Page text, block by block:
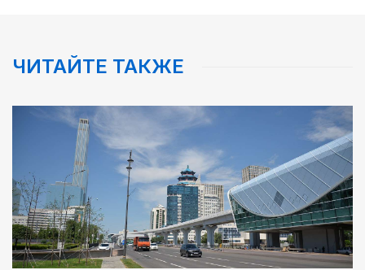
Каникулы в седле
Золото, рожденное трудом
ЧИТАЙТЕ ТАКЖЕ